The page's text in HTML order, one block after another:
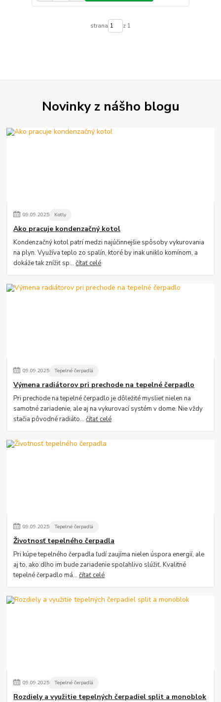
strana z 1
Novinky z nášho blogu
09.09.2025 Kotly
Ako pracuje kondenzačný kotol
Kondenzačný kotol patrí medzi najúčinnejšie spôsoby vykurovania
na plyn. Využíva teplo zo spalín, ktoré by inak uniklo komínom, a
dokáže tak znížiť sp...čítať celé
09.09.2025 Tepelné čerpadlá
Výmena radiátorov pri prechode na tepelné čerpadlo
Pri prechode na tepelné čerpadlo je dôležité myslieť nielen na
samotné zariadenie, ale aj na vykurovací systém v dome. Nie vždy
stačia pôvodné radiáto...čítať celé
09.09.2025 Tepelné čerpadlá
Životnosť tepelného čerpadla
Pri kúpe tepelného čerpadla ľudí zaujíma nielen úspora energií, ale
aj to, ako dlho im bude zariadenie spoľahlivo slúžiť. Kvalitné
tepelné čerpadlo má...čítať celé
09.09.2025 Tepelné čerpadlá
Rozdiely a využitie tepelných čerpadiel split a monoblok